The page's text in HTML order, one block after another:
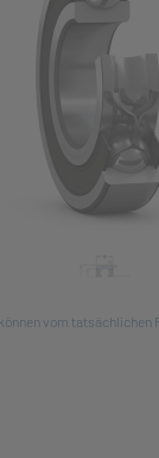
vom tatsächlichen